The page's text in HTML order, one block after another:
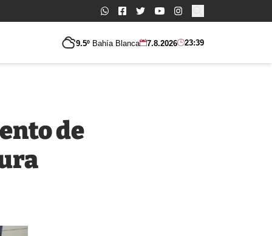
Buscar:
9.5º Bahía Blanca 7.8.2026 23:39
de